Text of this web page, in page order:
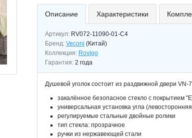
Описание Характеристики
Артикул: RV072-11090-01-C4
Бренд: Veconi (Китай)
Коллекция: Rovigo
Гарантия: 2 года
Душевой уголок состоит из раздвижной двери VN-
закалённое безопасное стекло с покрытием
универсальная установка угла
регулируемые стальные двойные ролики
тип стекла: прозрачное
ручки из нержавеющей стали